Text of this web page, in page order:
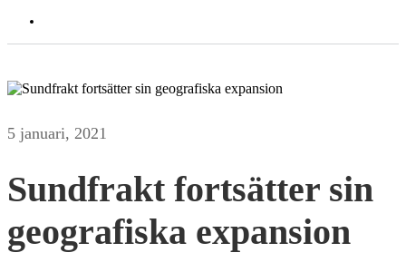
5 januari, 2021
Sundfrakt fortsätter sin
geografiska expansion